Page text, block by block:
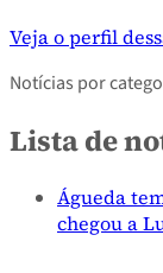
Veja o perfil
Notícias por
Lista de
Águeda
chegou a